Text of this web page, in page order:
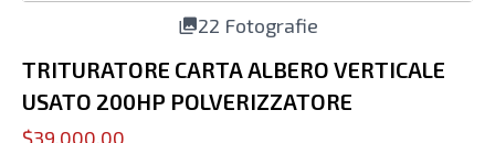
22 Fotografie
TRITURATORE CARTA ALBERO VERTICALE
USATO 200HP POLVERIZZATORE
$39,000.00